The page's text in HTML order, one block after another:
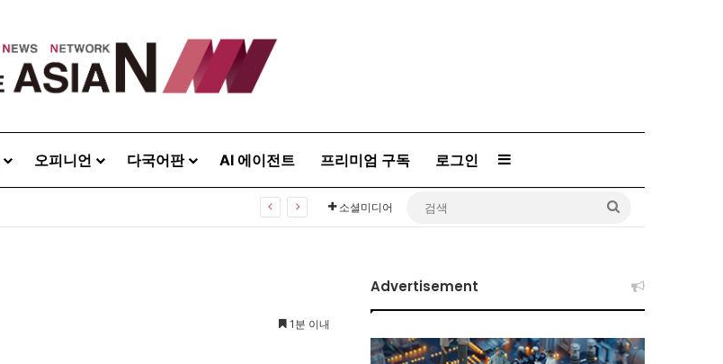
오피니언 다국어판 AI 에이전트 프리미엄 구독 로그인 Sidebar
소셜미디어
1분 이내
Advertisement